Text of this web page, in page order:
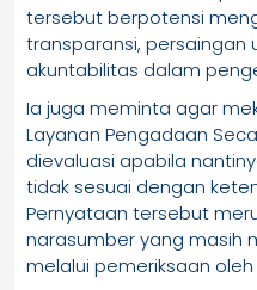
tersebut berpotensi
transparansi, persaingan
akuntabilitas dalam
Ia juga meminta agar
Layanan Pengadaan
dievaluasi apabila
tidak sesuai dengan
Pernyataan tersebut
narasumber yang masih
melalui pemeriksaan